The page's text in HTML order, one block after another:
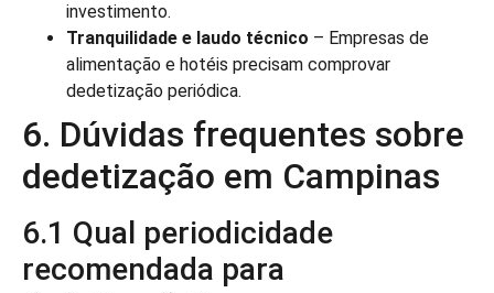
investimento.
Tranquilidade e laudo técnico – Empresas de
alimentação e hotéis precisam comprovar
dedetização periódica.
6. Dúvidas frequentes sobre
dedetização em Campinas
6.1 Qual periodicidade
recomendada para